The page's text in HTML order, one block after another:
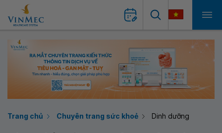
Trang chủ Chuyên trang sức khoẻ Dinh dưỡng